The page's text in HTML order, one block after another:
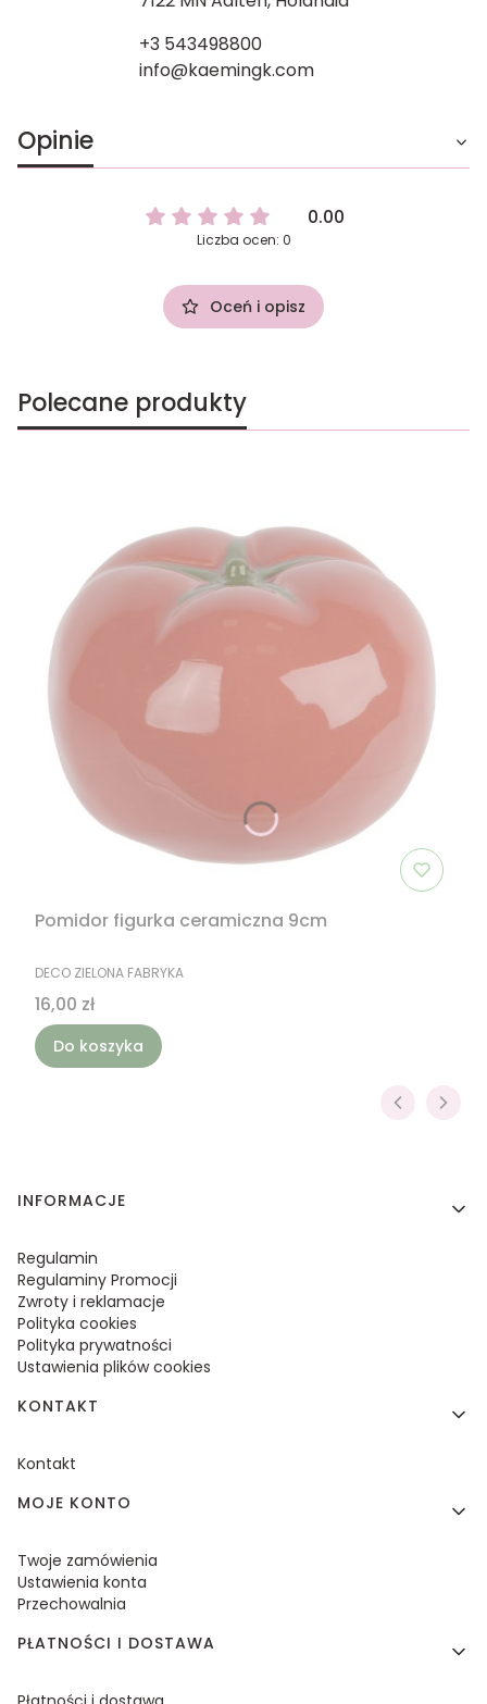
+3 543498800
info@kaemingk.com
Opinie
0.00
Liczba ocen: 0
Oceń i opisz
Polecane produkty
Pomidor figurka ceramiczna 9cm
PRODUCENT
DECO ZIELONA FABRYKA
Cena
16,00 zł
Do koszyka
Linki w stopce
INFORMACJE
Regulamin
Regulaminy Promocji
Zwroty i reklamacje
Polityka cookies
Polityka prywatności
Ustawienia plików cookies
KONTAKT
Kontakt
MOJE KONTO
Twoje zamówienia
Ustawienia konta
Przechowalnia
PŁATNOŚCI I DOSTAWA